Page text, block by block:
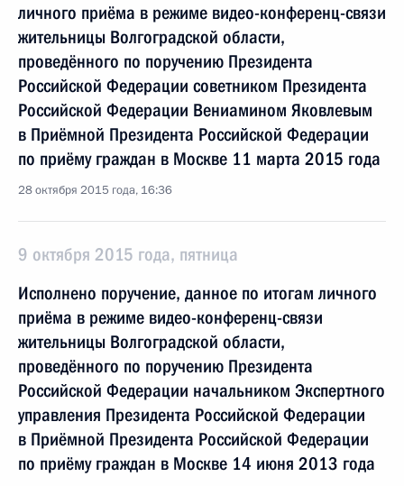
личного приёма в режиме видео-конференц-связи
жительницы Волгоградской области,
проведённого по поручению Президента
Российской Федерации советником Президента
Российской Федерации Вениамином Яковлевым
в Приёмной Президента Российской Федерации
по приёму граждан в Москве 11 марта 2015 года
28 октября 2015 года, 16:36
9 октября 2015 года, пятница
Исполнено поручение, данное по итогам личного
приёма в режиме видео-конференц-связи
жительницы Волгоградской области,
проведённого по поручению Президента
Российской Федерации начальником Экспертного
управления Президента Российской Федерации
в Приёмной Президента Российской Федерации
по приёму граждан в Москве 14 июня 2013 года